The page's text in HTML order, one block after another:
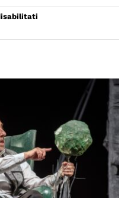
su
NASTRO